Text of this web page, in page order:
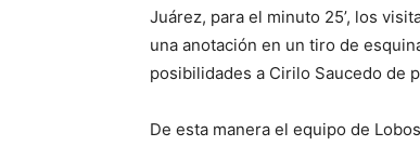
Juárez, para el minuto 25’, los
una anotación en un tiro de
posibilidades a Cirilo Saucedo de
De esta manera el equipo de